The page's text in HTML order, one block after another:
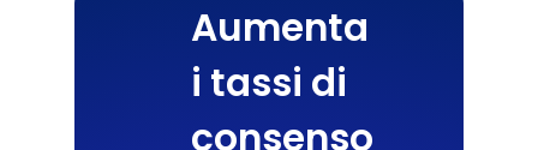
Aumenta
i tassi di
consenso